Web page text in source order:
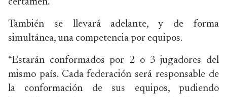
certamen.
También se llevará adelante, y de forma
simultánea, una competencia por equipos.
“Estarán conformados por 2 o 3 jugadores del
mismo país. Cada federación será responsable de
la conformación de sus equipos, pudiendo